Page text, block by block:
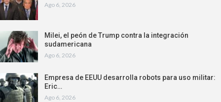
Ago 6, 2026
Milei, el peón de Trump contra la integración
sudamericana
Ago 6, 2026
Empresa de EEUU desarrolla robots para uso militar:
Eric…
Ago 6, 2026